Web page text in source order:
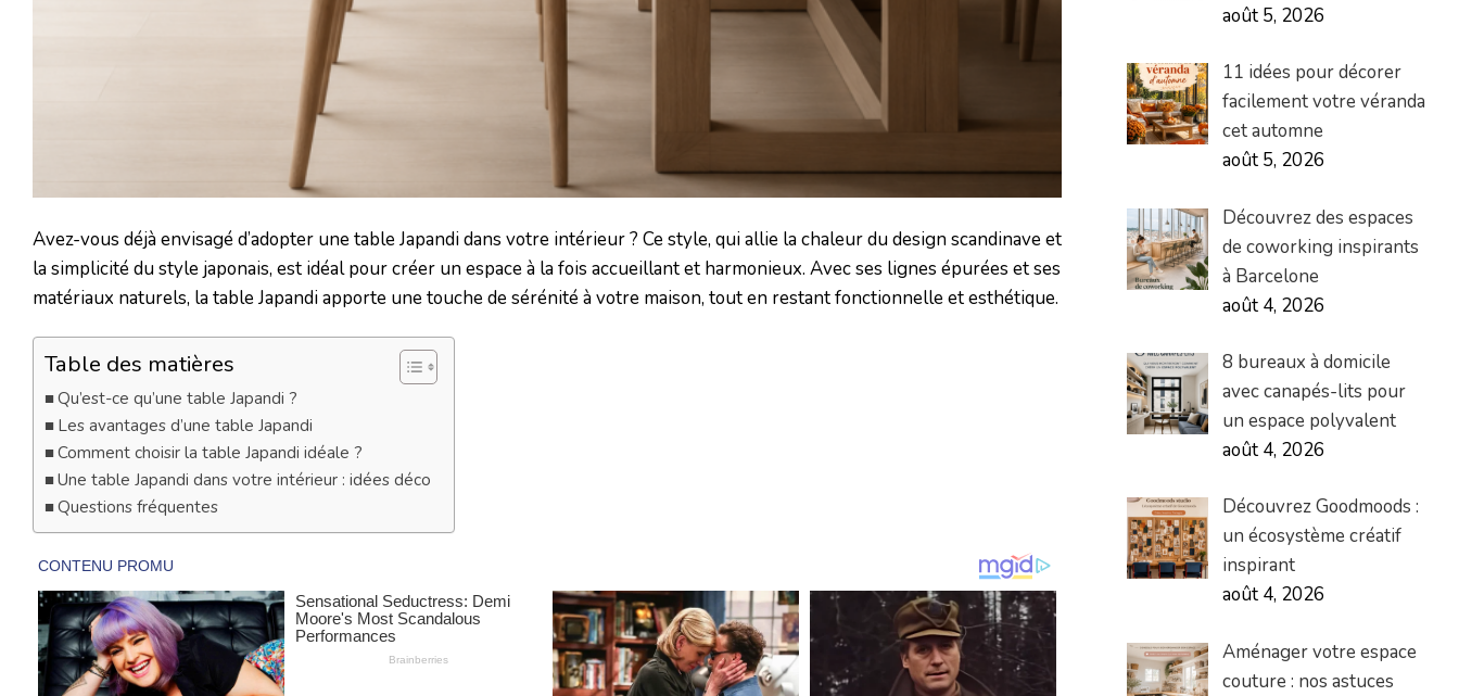
Avez-vous déjà envisagé d’adopter une table Japandi dans votre intérieur ? Ce style, qui allie la chaleur du design scandinave et
la simplicité du style japonais, est idéal pour créer un espace à la fois accueillant et harmonieux. Avec ses lignes épurées et ses
matériaux naturels, la table Japandi apporte une touche de sérénité à votre maison, tout en restant fonctionnelle et esthétique.
Table des matières
Qu’est-ce qu’une table Japandi ?
Les avantages d’une table Japandi
Comment choisir la table Japandi idéale ?
Une table Japandi dans votre intérieur : idées déco
Questions fréquentes
août 5, 2026
11 idées pour décorer
facilement votre véranda
cet automne
août 5, 2026
Découvrez des espaces
de coworking inspirants
à Barcelone
août 4, 2026
8 bureaux à domicile
avec canapés-lits pour
un espace polyvalent
août 4, 2026
Découvrez Goodmoods :
un écosystème créatif
inspirant
août 4, 2026
Aménager votre espace
couture : nos astuces